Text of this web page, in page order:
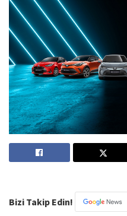
Bizi Takip Edin!